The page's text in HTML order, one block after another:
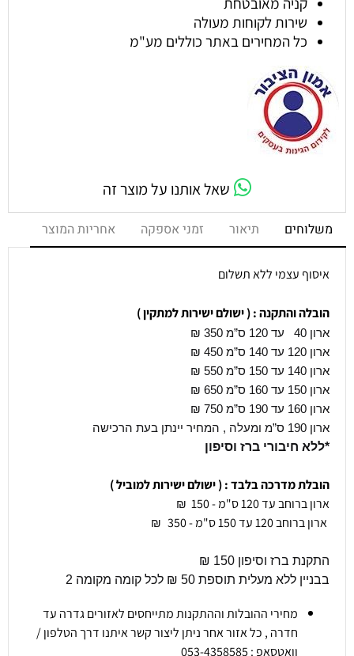
שירות לקוחות מעולה
כל המחירים באתר כוללים מע"מ
שאל אותנו על מוצר זה
משלוחים תיאור זמני אספקה אחריות המוצר
איסוף עצמי ללא תשלום
הובלה והתקנה : ( ישולם ישירות למתקין )
ארון 40 עד 120 ס”מ 350
₪
ארון 120 עד 140 ס”מ 450 ₪
ארון 140 עד 150 ס”מ 550 ₪
ארון 150 עד 160 ס”מ 650 ₪
ארון 160 עד 190 ס”מ 750 ₪
ארון 190 ס”מ ומעלה , המחיר יינתן בעת הרכישה
*ללא חיבורי ברז וסיפון
הובלת מדרכה בלבד : ( ישולם ישירות למוביל )
ארון ברוחב עד 120 ס"מ - 150
₪
₪
התקנת ברז וסיפון 150 ₪
בבניין ללא מעלית תוספת 50 ₪ לכל קומה מקומה 2
מחירי ההובלות וההתקנות מתייחסים לאזורים גדרה עד
חדרה , כל אזור אחר ניתן ליצור קשר איתנו דרך הטלפון /
וואטסאפ : 053-4358585